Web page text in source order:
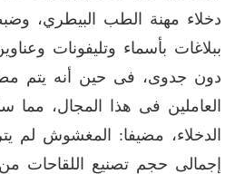
دخلاء مهنة الطب البيطري،
ببلاغات بأسماء وتليفونات
دون جدوى، فى حين أنه يتم
العاملين فى هذا المجال،
الدخلاء، مضيفا: المغشوش لم